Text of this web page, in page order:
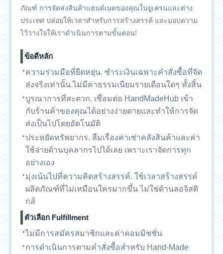
ภัณฑ์ การจัดส่งสินค้าแฮนด์เมดของคุณในยูเครนและต่าง
ประเทศ ปล่อยให้เวลาสำหรับการสร้างสรรค์ และมอบความ
ไว้วางใจให้เราดำเนินการตามขั้นตอน!
ข้อดีหลัก
ความร่วมมือที่ยืดหยุ่น. ชำระเงินเฉพาะคำสั่งซื้อที่จัด
ส่งจริงเท่านั้น ไม่มีค่าธรรมเนียมรายเดือนใดๆ ทั้งสิ้น
บูรณาการที่สะดวก. เชื่อมต่อ HandMadeHub เข้า
กับร้านค้าของคุณได้อย่างง่ายดายและทำให้การจัด
ส่งเป็นไปโดยอัตโนมัติ
ประหยัดทรัพยากร. ลืมเรื่องค่าเช่าคลังสินค้าและค่า
ใช้จ่ายด้านบุคลากรไปได้เลย เพราะเราจัดการทุก
อย่างเอง
มุ่งเน้นไปที่ความคิดสร้างสรรค์. ใช้เวลาสร้างสรรค์
ผลิตภัณฑ์ที่ไม่เหมือนใครมากขึ้น ไม่ใช่ด้านลอจิสติ
กส์
ตัวเลือก Fulfillment
ไม่มีการสมัครสมาชิกและค่าคอมมิชชั่น
การดำเนินการตามคำสั่งซื้อสำหรับ Hand-Made